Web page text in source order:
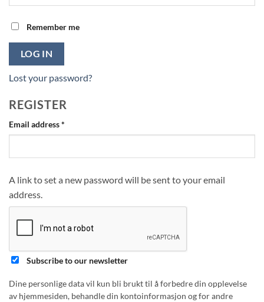
Remember me
LOG IN
Lost your password?
REGISTER
Email address*
A link to set a new password will be sent to your email
address.
Subscribe to our newsletter
Dine personlige data vil kun bli brukt til å forbedre din opplevelse
av hjemmesiden, behandle din kontoinformasjon og for andre